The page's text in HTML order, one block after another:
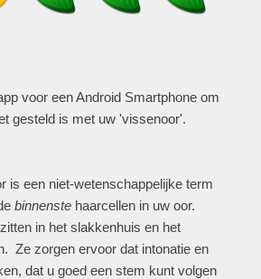
voor een Android Smartphone om
gesteld is met uw 'vissenoor'.
is een niet-wetenschappelijke term
binnenste haarcellen in uw oor.
in het slakkenhuis en het
Ze zorgen ervoor dat intonatie en
dat u goed een stem kunt volgen